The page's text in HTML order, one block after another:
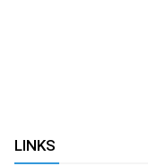
LINKS